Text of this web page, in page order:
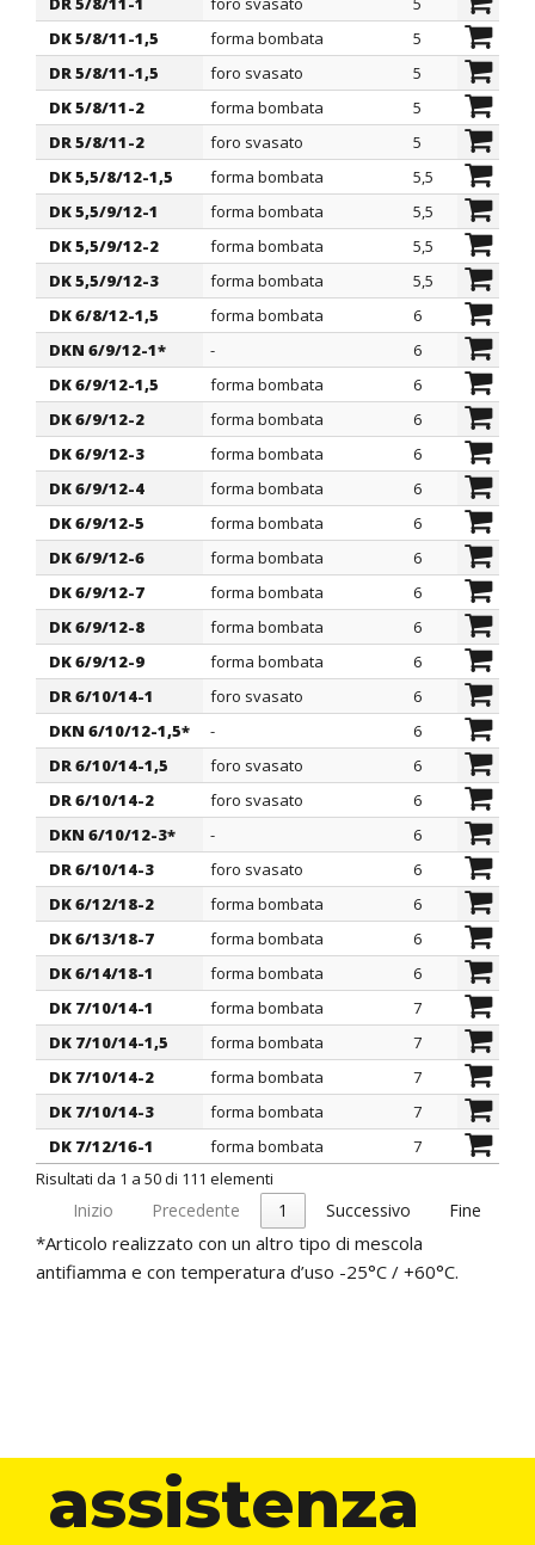
DK 5/8/11-1,5
forma bombata 5
DR 5/8/11-1,5
foro svasato 5
DK 5/8/11-2
forma bombata 5
DR 5/8/11-2
foro svasato 5
DK 5,5/8/12-1,5
forma bombata 5,5
DK 5,5/9/12-1
forma bombata 5,5
DK 5,5/9/12-2
forma bombata 5,5
DK 5,5/9/12-3
forma bombata 5,5
DK 6/8/12-1,5
forma bombata 6
DKN 6/9/12-1*
- 6
DK 6/9/12-1,5
forma bombata 6
DK 6/9/12-2
forma bombata 6
DK 6/9/12-3
forma bombata 6
DK 6/9/12-4
forma bombata 6
DK 6/9/12-5
forma bombata 6
DK 6/9/12-6
forma bombata 6
DK 6/9/12-7
forma bombata 6
DK 6/9/12-8
forma bombata 6
DK 6/9/12-9
forma bombata 6
DR 6/10/14-1
foro svasato 6
DKN 6/10/12-1,5*
- 6
DR 6/10/14-1,5
foro svasato 6
DR 6/10/14-2
foro svasato 6
DKN 6/10/12-3*
- 6
DR 6/10/14-3
foro svasato 6
DK 6/12/18-2
forma bombata 6
DK 6/13/18-7
forma bombata 6
DK 6/14/18-1
forma bombata 6
DK 7/10/14-1
forma bombata 7
DK 7/10/14-1,5
forma bombata 7
DK 7/10/14-2
forma bombata 7
DK 7/10/14-3
forma bombata 7
DK 7/12/16-1
forma bombata 7
Risultati da 1 a 50 di 111 elementi
Inizio Precedente 1 Successivo Fine
*Articolo realizzato con un altro tipo di mescola
antifiamma e con temperatura d’uso -25°C / +60°C.
assistenza